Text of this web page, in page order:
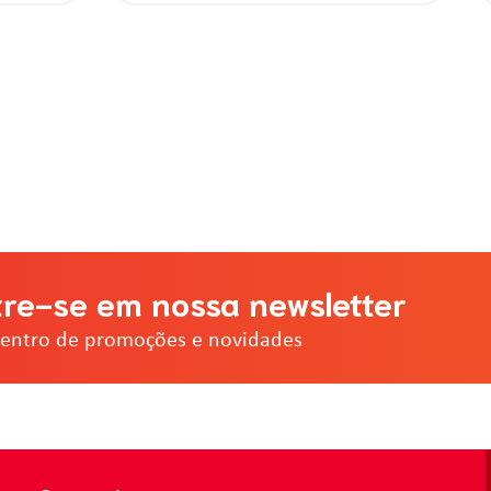
se em nossa newsletter
de promoções e novidades